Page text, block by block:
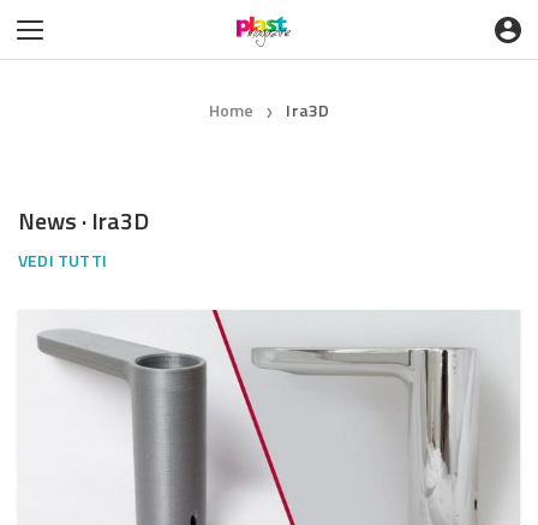
Home ❯ Ira3D
News · Ira3D
VEDI TUTTI